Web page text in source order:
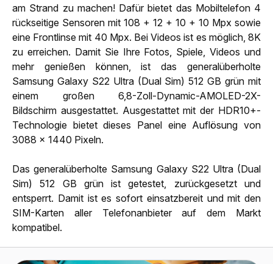
am Strand zu machen! Dafür bietet das Mobiltelefon 4
rückseitige Sensoren mit 108 + 12 + 10 + 10 Mpx sowie
eine Frontlinse mit 40 Mpx. Bei Videos ist es möglich, 8K
zu erreichen. Damit Sie Ihre Fotos, Spiele, Videos und
mehr genießen können, ist das generalüberholte
Samsung Galaxy S22 Ultra (Dual Sim) 512 GB grün mit
einem großen 6,8-Zoll-Dynamic-AMOLED-2X-
Bildschirm ausgestattet. Ausgestattet mit der HDR10+-
Technologie bietet dieses Panel eine Auflösung von
3088 x 1440 Pixeln.
Das generalüberholte Samsung Galaxy S22 Ultra (Dual
Sim) 512 GB grün ist getestet, zurückgesetzt und
entsperrt. Damit ist es sofort einsatzbereit und mit den
SIM-Karten aller Telefonanbieter auf dem Markt
kompatibel.